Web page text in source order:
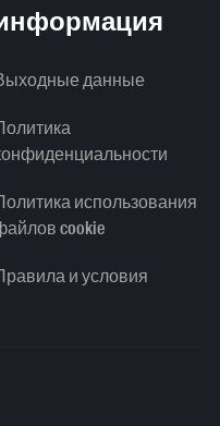
данные
использования
cookie
и условия